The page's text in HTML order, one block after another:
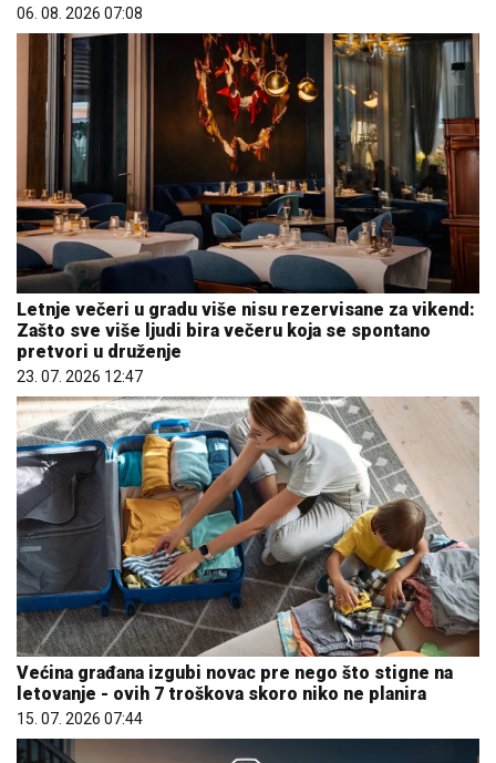
06. 08. 2026 07:08
Letnje večeri u gradu više nisu rezervisane za vikend:
Zašto sve više ljudi bira večeru koja se spontano
pretvori u druženje
23. 07. 2026 12:47
Većina građana izgubi novac pre nego što stigne na
letovanje - ovih 7 troškova skoro niko ne planira
15. 07. 2026 07:44